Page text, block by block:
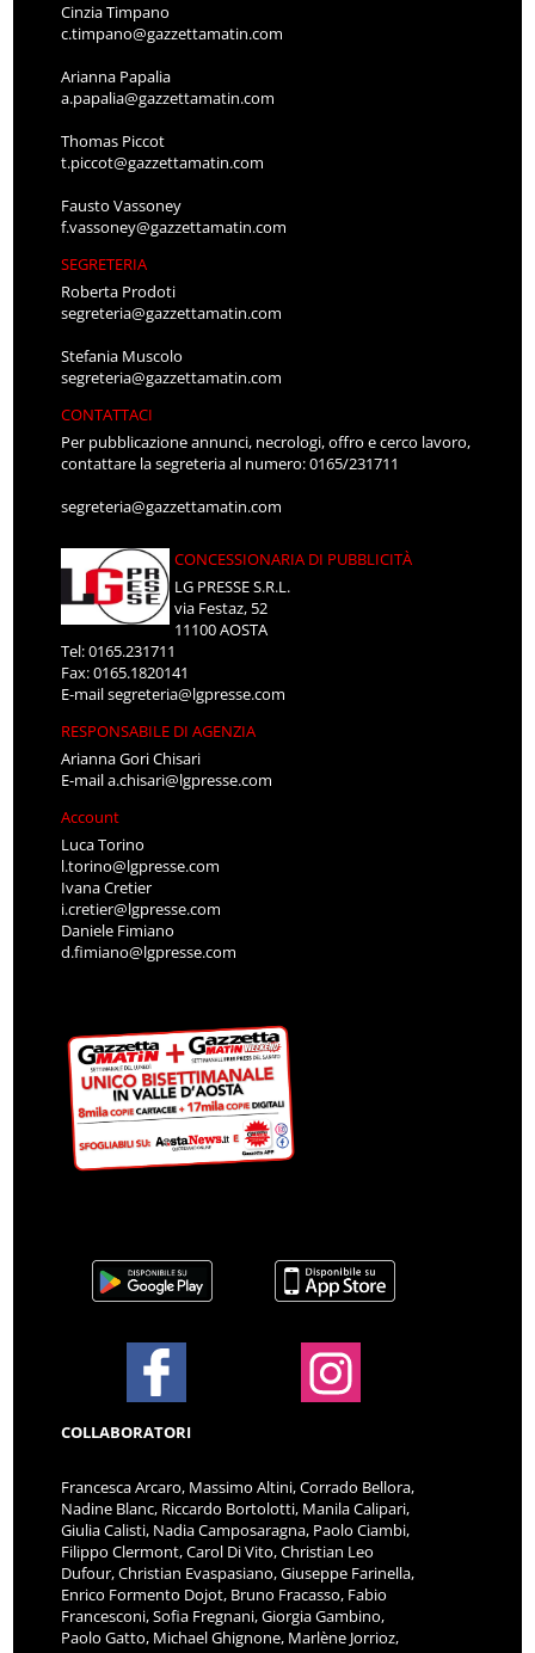
Cinzia Timpano
c.timpano@gazzettamatin.com
Arianna Papalia
a.papalia@gazzettamatin.com
Thomas Piccot
t.piccot@gazzettamatin.com
Fausto Vassoney
f.vassoney@gazzettamatin.com
SEGRETERIA
Roberta Prodoti
segreteria@gazzettamatin.com
Stefania Muscolo
segreteria@gazzettamatin.com
CONTATTACI
Per pubblicazione annunci, necrologi, offro e cerco lavoro,
contattare la segreteria al numero: 0165/231711
segreteria@gazzettamatin.com
CONCESSIONARIA DI PUBBLICITÀ
LG PRESSE S.R.L.
via Festaz, 52
11100 AOSTA
Tel: 0165.231711
Fax: 0165.1820141
E-mailsegreteria@lgpresse.com
RESPONSABILE DI AGENZIA
Arianna Gori Chisari
E-maila.chisari@lgpresse.com
Account
Luca Torino
l.torino@lgpresse.com
Ivana Cretier
i.cretier@lgpresse.com
Daniele Fimiano
d.fimiano@lgpresse.com
COLLABORATORI
Francesca Arcaro, Massimo Altini, Corrado Bellora,
Nadine Blanc, Riccardo Bortolotti, Manila Calipari,
Giulia Calisti, Nadia Camposaragna, Paolo Ciambi,
Filippo Clermont, Carol Di Vito, Christian Leo
Dufour, Christian Evaspasiano, Giuseppe Farinella,
Enrico Formento Dojot, Bruno Fracasso, Fabio
Francesconi, Sofia Fregnani, Giorgia Gambino,
Paolo Gatto, Michael Ghignone, Marlène Jorrioz,